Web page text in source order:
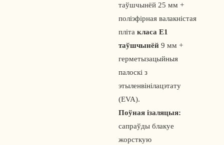
таўшчынёй 25 мм +
поліэфірная валакністая
плітакласа E1
таўшчынёй 9 мм +
герметызацыйныя
палоскі з
этыленвінілацэтату
(EVA).
Поўная ізаляцыя:
сапраўды блакуе
жорсткую